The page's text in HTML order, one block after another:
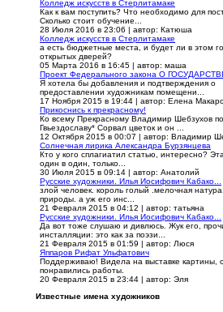
Колледж искусств в Стерлитамаке
Как к вам поступить? Что необходимо для
Сколько стоит обучение...
28 Июля 2016 в 23:06 | автор: Катюша
Колледж искусств в Стерлитамаке
а есть бюджетные места, и будет ли в этом
открытых дверей?
05 Марта 2016 в 16:45 | автор: маша
Проект Федерального закона О
Я хотела бы добавления и подтверждения о
предоставлении художникам помещени...
17 Ноября 2015 в 19:44 | автор: Елена
Прикоснись к прекрасному!
Ко всему Прекрасному Владимир Шебзухов по
Гвьездославу* Сорвал цветок и он ...
12 Октября 2015 в 00:07 | автор: Владимир
Солнечная лирика Александра Бурзянцева
Кто у кого сплагиатил статью, интересно?
один в один, только...
30 Июля 2015 в 09:14 | автор: Анатолий
Русские художники. Илья Иосифович Кабако...
злой человек. король голый .мелочная
природы. а уж его инс...
21 Февраля 2015 в 04:12 | автор: татьяна
Русские художники. Илья Иосифович Кабако...
Да вот тоже слушаю и дивлюсь. Жук его,
инсталляции: это как за поэзи...
21 Февраля 2015 в 01:59 | автор: Люся
Яппаров Рифат Ульфатович
Поддерживаю! Видела на выставке картины,
понравились работы.
20 Февраля 2015 в 23:44 | автор: Эля
Известные имена художников